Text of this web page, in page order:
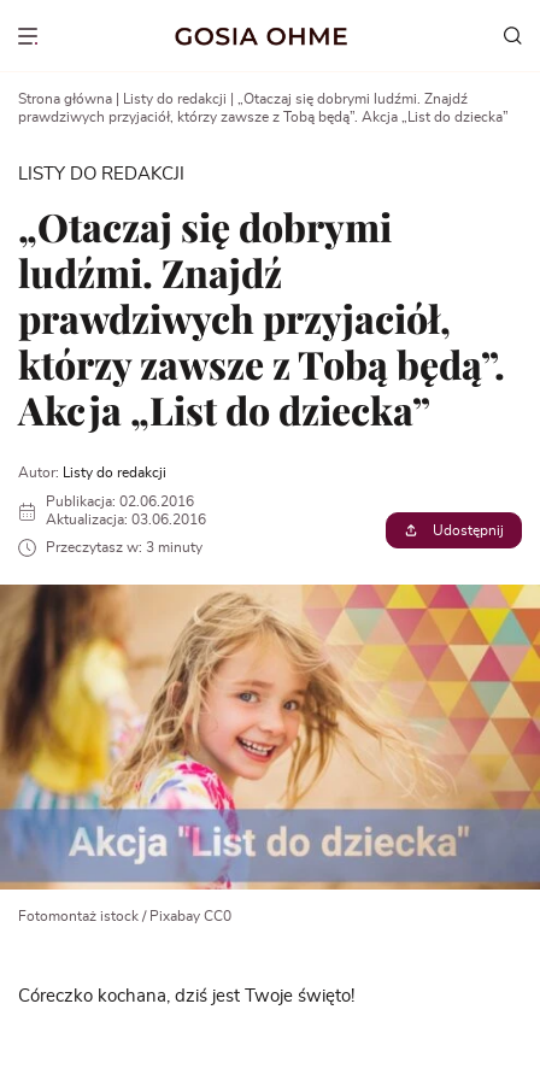
Show menu
Strona główna Listy do redakcji
„Otaczaj się dobrymi ludźmi. Znajdź
prawdziwych przyjaciół, którzy zawsze z Tobą będą”. Akcja „List do dziecka”
LISTY DO REDAKCJI
„Otaczaj się dobrymi
ludźmi. Znajdź
prawdziwych przyjaciół,
którzy zawsze z Tobą będą”.
Akcja „List do dziecka”
Autor:
Listy do redakcji
Publikacja: 02.06.2016
Aktualizacja: 03.06.2016
Przeczytasz w: 3 minuty
Udostępnij
Fotomontaż istock / Pixabay CC0
Córeczko kochana, dziś jest Twoje święto!